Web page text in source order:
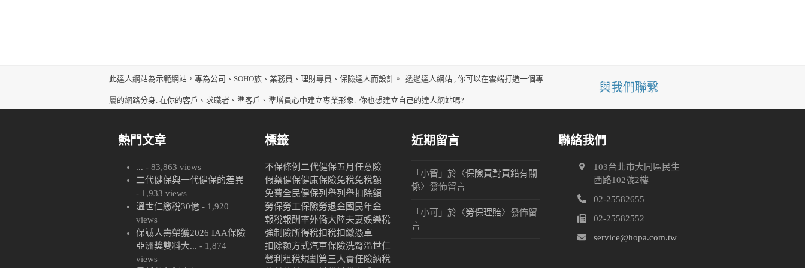
此達人網站為示範網站，專為公司、SOHO族、業務員、理財專員、保險達人而設計。 透過達人網站 , 你可以在雲端打造一個專
屬的網路分身. 在你的客戶、求職者、準客戶、準增員心中建立專業形象. 你也想建立自己的達人網站嗎?
與我們聯繫
熱門文章
... - 83,863 views
二代健保與一代健保的差異
- 1,933 views
溫世仁繳稅30億 - 1,920
views
保誠人壽榮獲2026 IAA保險
亞洲獎雙料大... - 1,874
views
標籤
不保條例 二代健保五月 任意險
假藥健保健康保險免稅免稅額
免費全民健保列舉列舉扣除額
勞保勞工保險勞退金國民年金
報稅報酬率外僑大陸夫妻娛樂稅
強制險所得稅扣稅扣繳憑單
扣除額方式汽車保險洗腎溫世仁
營利 租稅規劃 第三人責任險納稅
近期留言
「 小智 」於〈保險買對買錯有關
係〉發佈留言
「 小可 」於〈勞保理賠〉發佈留
言
聯絡我們
103台北市大同區民生
西路102號2樓
02-25582655
02-25582552
service@hopa.com.tw